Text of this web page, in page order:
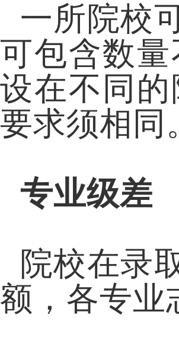
一所院校
可包含数
设在不同
要求须相同
专业级差
院校在录
额，各专业